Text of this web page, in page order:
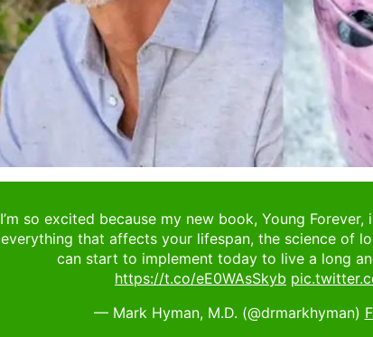
I’m so excited because my new book, Young
everything that affects your lifespan, the science of
can start to implement today to live a long
https://t.co/eE0WAsSkyb
— Mark Hyman, M.D. (@drmarkhyman)